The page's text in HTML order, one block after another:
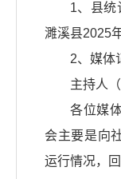
1、县统
濉溪县2025
2、媒体
主持人
各位媒
会主要是向
运行情况，